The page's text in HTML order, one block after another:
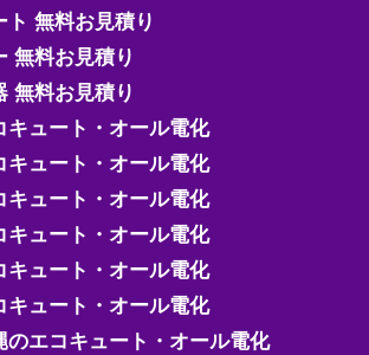
ト 無料お見積り
無料お見積り
無料お見積り
キュート・オール電化
キュート・オール電化
キュート・オール電化
キュート・オール電化
キュート・オール電化
キュート・オール電化
のエコキュート・オール電化